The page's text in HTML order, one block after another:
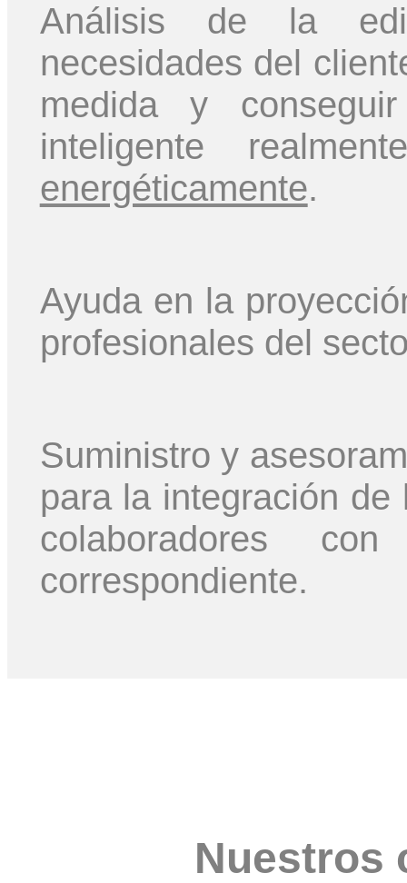
Análisis de la
necesidades del
medida y
inteligente
energéticamente.
Ayuda en la
profesionales del
Suministro y
para la integración
colaboradores
correspondiente.
Nuestros